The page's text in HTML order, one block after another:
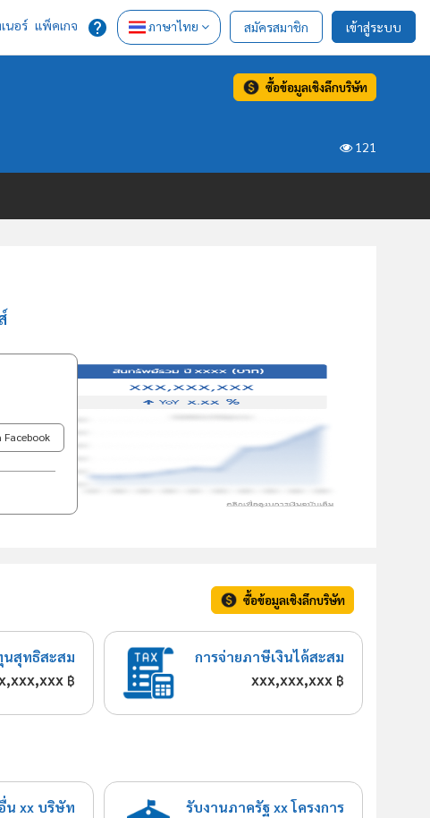
นอร์ แพ็คเกจ ภาษาไทย สมัครสมาชิก เข้าสู่ระบบ
ซื้อข้อมูลเชิงลึกบริษัท
121
Facebook
ซื้อข้อมูลเชิงลึกบริษัท
นสุทธิสะสม
฿
การจ่ายภาษีเงินได้สะสม
xxx,xxx,xxx ฿
น xx บริษัท รับงานภาครัฐ xx โครงการ